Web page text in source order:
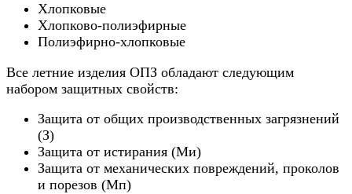
Хлопковые
Хлопково-полиэфирные
Полиэфирно-хлопковые
Все летние изделия ОПЗ обладают следующим
набором защитных свойств:
Защита от общих производственных загрязнений
(З)
Защита от истирания (Ми)
Защита от механических повреждений, проколов
и порезов (Мп)